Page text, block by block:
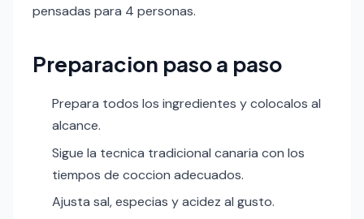
pensadas para 4 personas.
Preparacion paso a paso
Prepara todos los ingredientes y colocalos al
alcance.
Sigue la tecnica tradicional canaria con los
tiempos de coccion adecuados.
Ajusta sal, especias y acidez al gusto.